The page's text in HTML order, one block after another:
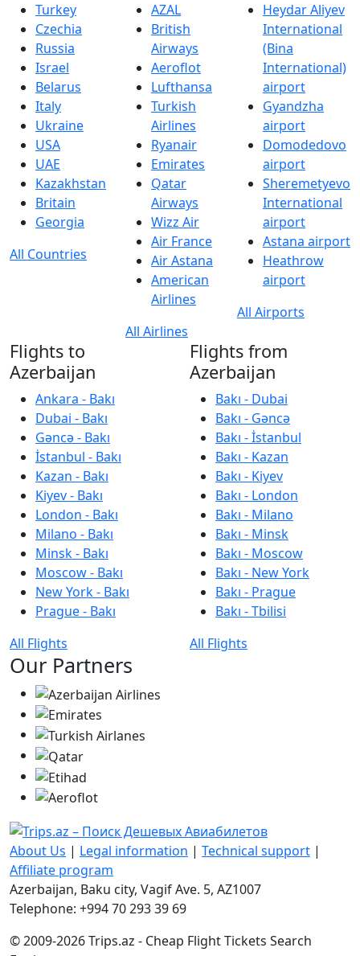
Turkey
Czechia
Russia
Israel
Belarus
Italy
Ukraine
USA
UAE
Kazakhstan
Britain
Georgia
All Countries
AZAL
British
Airways
Aeroflot
Lufthansa
Turkish
Airlines
Ryanair
Emirates
Qatar
Airways
Wizz Air
Air France
Air Astana
American
Airlines
All Airlines
Heydar Aliyev
International
(Bina
International)
airport
Gyandzha
airport
Domodedovo
airport
Sheremetyevo
International
airport
Astana airport
Heathrow
airport
All Airports
Flights to
Azerbaijan
Ankara - Bakı
Dubai - Bakı
Gəncə - Bakı
İstanbul - Bakı
Kazan - Bakı
Kiyev - Bakı
London - Bakı
Milano - Bakı
Minsk - Bakı
Moscow - Bakı
New York - Bakı
Prague - Bakı
All Flights
Flights from
Azerbaijan
Bakı - Dubai
Bakı - Gəncə
Bakı - İstanbul
Bakı - Kazan
Bakı - Kiyev
Bakı - London
Bakı - Milano
Bakı - Minsk
Bakı - Moscow
Bakı - New York
Bakı - Prague
Bakı - Tbilisi
All Flights
Our Partners
About Us | Legal information | Technical support |
Affiliate program
Azerbaijan, Baku city, Vagif Ave. 5, AZ1007
Telephone: +994 70 293 39 69
© 2009-2026 Trips.az - Cheap Flight Tickets Search